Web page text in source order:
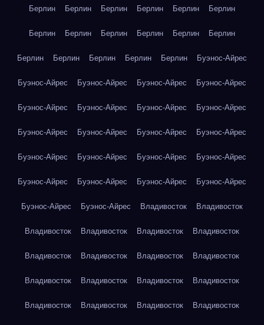
Берлин Берлин Берлин Берлин Берлин Берлин
Берлин Берлин Берлин Берлин Берлин Берлин
Берлин Берлин Берлин Берлин Берлин Буэнос-Айрес
Буэнос-Айрес Буэнос-Айрес Буэнос-Айрес Буэнос-Айрес
Буэнос-Айрес Буэнос-Айрес Буэнос-Айрес Буэнос-Айрес
Буэнос-Айрес Буэнос-Айрес Буэнос-Айрес Буэнос-Айрес
Буэнос-Айрес Буэнос-Айрес Буэнос-Айрес Буэнос-Айрес
Буэнос-Айрес Буэнос-Айрес Буэнос-Айрес Буэнос-Айрес
Буэнос-Айрес Буэнос-Айрес Владивосток Владивосток
Владивосток Владивосток Владивосток Владивосток
Владивосток Владивосток Владивосток Владивосток
Владивосток Владивосток Владивосток Владивосток
Владивосток Владивосток Владивосток Владивосток